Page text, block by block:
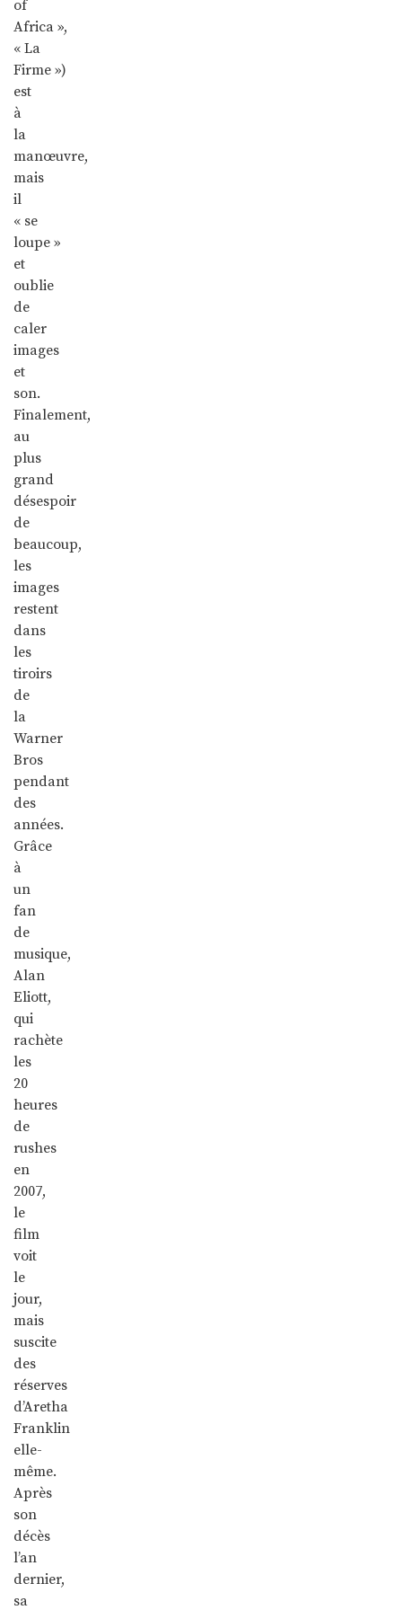
of
Africa »,
« La
Firme »)
est
à
la
manœuvre,
mais
il
« se
loupe »
et
oublie
de
caler
images
et
son.
Finalement,
au
plus
grand
désespoir
de
beaucoup,
les
images
restent
dans
les
tiroirs
de
la
Warner
Bros
pendant
des
années.
Grâce
à
un
fan
de
musique,
Alan
Eliott,
qui
rachète
les
20
heures
de
rushes
en
2007,
le
film
voit
le
jour,
mais
suscite
des
réserves
d’Aretha
Franklin
elle-
même.
Après
son
décès
l’an
dernier,
sa